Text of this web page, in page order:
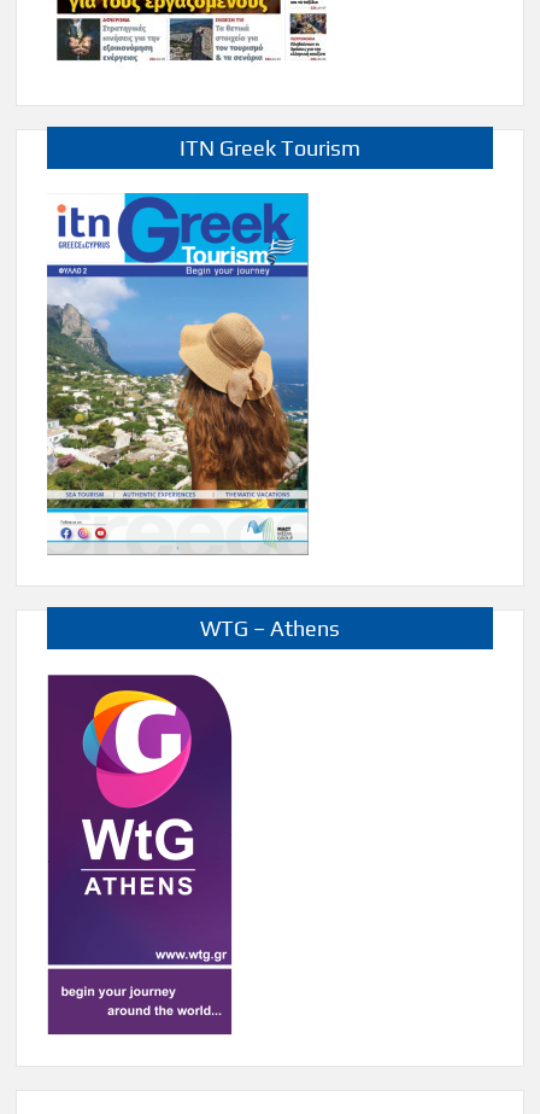
ITN Greek Tourism
WTG – Athens